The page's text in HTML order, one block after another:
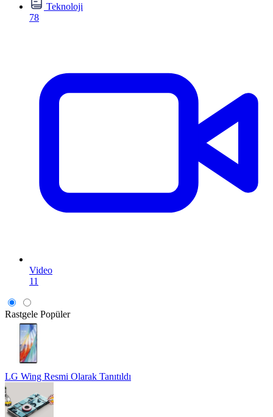
Teknoloji
78
Video
11
Rastgele Popüler
LG Wing Resmi Olarak Tanıtıldı